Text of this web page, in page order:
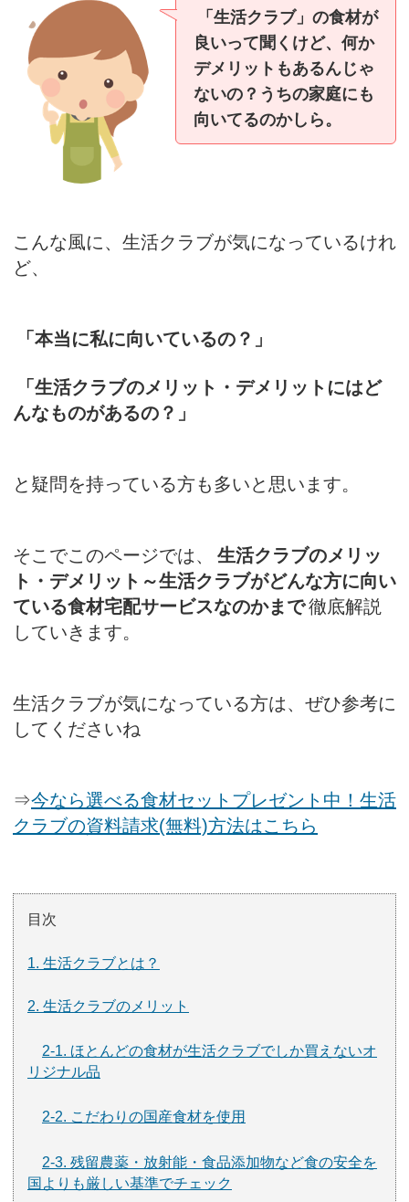
「生活クラブ」の食材が
良いって聞くけど、何か
デメリットもあるんじゃ
ないの？うちの家庭にも
向いてるのかしら。
こんな風に、生活クラブが気になっているけれ
ど、
「本当に私に向いているの？」
「生活クラブのメリット・デメリットにはど
んなものがあるの？」
と疑問を持っている方も多いと思います。
そこでこのページでは、
生活クラブのメリッ
ト・デメリット～生活クラブがどんな方に向い
ている食材宅配サービスなのかまで徹底解説
していきます。
生活クラブが気になっている方は、ぜひ参考に
してくださいね
⇒今なら選べる食材セットプレゼント中！生活
クラブの資料請求(無料)方法はこちら
目次
1. 生活クラブとは？
2. 生活クラブのメリット
2-1. ほとんどの食材が生活クラブでしか買えないオ
リジナル品
2-2. こだわりの国産食材を使用
2-3. 残留農薬・放射能・食品添加物など食の安全を
国よりも厳しい基準でチェック